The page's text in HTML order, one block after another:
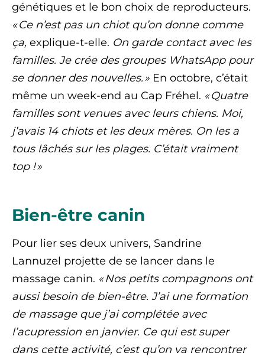
génétiques et le bon choix de reproducteurs.
« Ce n’est pas un chiot qu’on donne comme
ça, explique-t-elle. On garde contact avec les
familles. Je crée des groupes WhatsApp pour
se donner des nouvelles. » En octobre, c’était
même un week-end au Cap Fréhel. « Quatre
familles sont venues avec leurs chiens. Moi,
j’avais 14 chiots et les deux mères. On les a
tous lâchés sur les plages. C’était vraiment
top ! »
Bien-être canin
Pour lier ses deux univers, Sandrine
Lannuzel projette de se lancer dans le
massage canin. « Nos petits compagnons ont
aussi besoin de bien-être. J’ai une formation
de massage que j’ai complétée avec
l’acupression en janvier. Ce qui est super
dans cette activité, c’est qu’on va rencontrer